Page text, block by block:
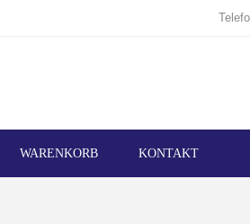
WARENKORB KONTAKT